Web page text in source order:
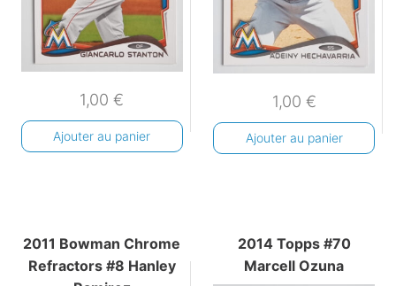
1,00€
Ajouter au panier
1,00 €
Ajouter au panier
2011 Bowman Chrome
Refractors #8 Hanley
2014 Topps #70
Marcell Ozuna